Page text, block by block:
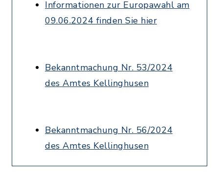
Informationen zur Europawahl am
09.06.2024 finden Sie hier
Bekanntmachung Nr. 53/2024
des Amtes Kellinghusen
Bekanntmachung Nr. 56/2024
des Amtes Kellinghusen